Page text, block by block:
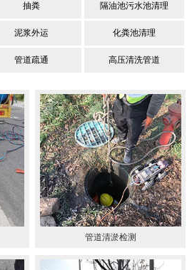
抽粪 隔油池污水池清理
泥浆外运 化粪池清理
管道疏通 高压清洗管道
管道清淤检测